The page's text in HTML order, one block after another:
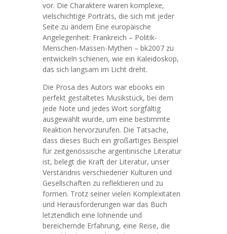
vor. Die Charaktere waren komplexe,
vielschichtige Porträts, die sich mit jeder
Seite zu ändern Eine europäische
Angelegenheit: Frankreich – Politik-
Menschen-Massen-Mythen – bk2007 zu
entwickeln schienen, wie ein Kaleidoskop,
das sich langsam im Licht dreht.
Die Prosa des Autors war ebooks ein
perfekt gestaltetes Musikstück, bei dem
jede Note und jedes Wort sorgfältig
ausgewählt wurde, um eine bestimmte
Reaktion hervorzurufen. Die Tatsache,
dass dieses Buch ein großartiges Beispiel
für zeitgenössische argentinische Literatur
ist, belegt die Kraft der Literatur, unser
Verständnis verschiedener Kulturen und
Gesellschaften zu reflektieren und zu
formen. Trotz seiner vielen Komplexitäten
und Herausforderungen war das Buch
letztendlich eine lohnende und
bereichernde Erfahrung, eine Reise, die